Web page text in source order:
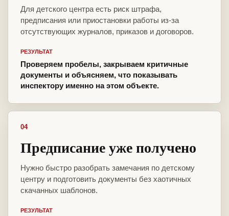
Для детского центра есть риск штрафа,
предписания или приостановки работы из-за
отсутствующих журналов, приказов и договоров.
РЕЗУЛЬТАТ
Проверяем пробелы, закрываем критичные
документы и объясняем, что показывать
инспектору именно на этом объекте.
04
Предписание уже получено
Нужно быстро разобрать замечания по детскому
центру и подготовить документы без хаотичных
скачанных шаблонов.
РЕЗУЛЬТАТ